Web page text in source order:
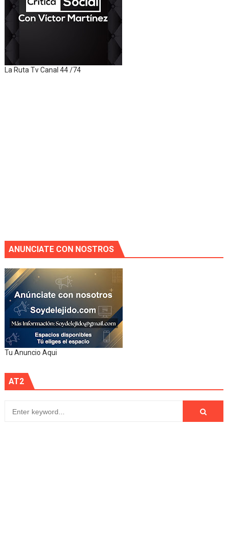
La Ruta Tv Canal 44 /74
ANUNCIATE CON NOSTROS
Tu Anuncio Aqui
AT2